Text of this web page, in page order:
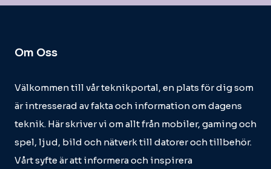
Om Oss
Välkommen till vår teknikportal, en plats för dig som
är intresserad av fakta och information om dagens
teknik. Här skriver vi om allt från mobiler, gaming och
spel, ljud, bild och nätverk till datorer och tillbehör.
Vårt syfte är att informera och inspirera